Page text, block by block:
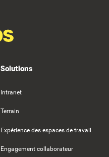
Solutions
Intranet
Terrain
Expérience des espaces de travail
Engagement collaborateur